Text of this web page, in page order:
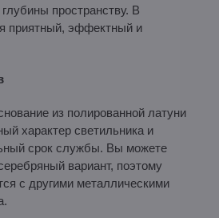
пространству. В
приятный, эффектный и
из полированной латуни
характер светильника и
срок службы. Вы можете
вариант, поэтому
с другими металлическими